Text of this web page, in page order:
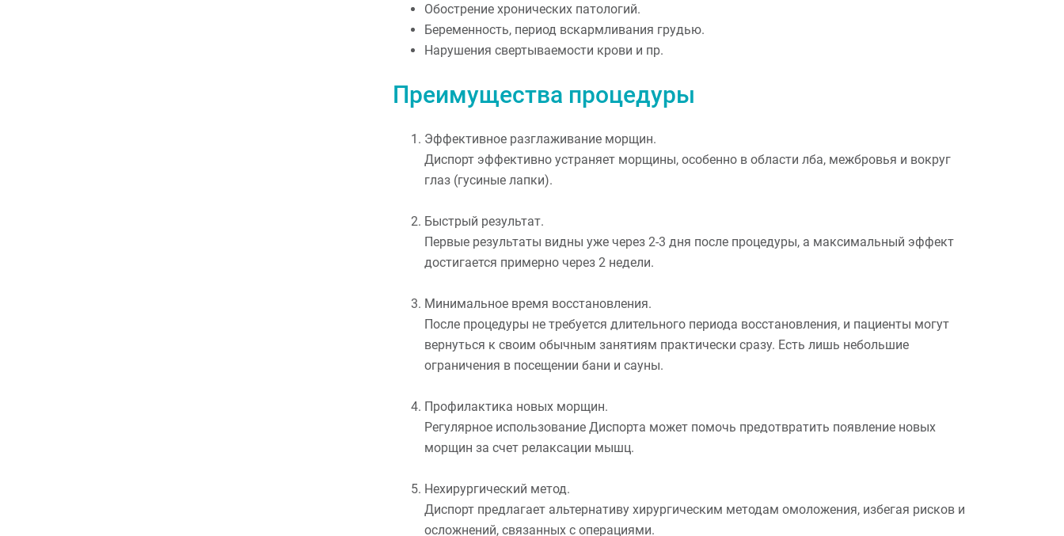
Обострение хронических патологий.
Беременность, период вскармливания грудью.
Нарушения свертываемости крови и пр.
Преимущества процедуры
Эффективное разглаживание морщин.
Диспорт эффективно устраняет морщины, особенно в области лба, межбровья и вокруг
глаз (гусиные лапки).
Быстрый результат.
Первые результаты видны уже через 2-3 дня после процедуры, а максимальный эффект
достигается примерно через 2 недели.
Минимальное время восстановления.
После процедуры не требуется длительного периода восстановления, и пациенты могут
вернуться к своим обычным занятиям практически сразу. Есть лишь небольшие
ограничения в посещении бани и сауны.
Профилактика новых морщин.
Регулярное использование Диспорта может помочь предотвратить появление новых
морщин за счет релаксации мышц.
Нехирургический метод.
Диспорт предлагает альтернативу хирургическим методам омоложения, избегая рисков и
осложнений, связанных с операциями.